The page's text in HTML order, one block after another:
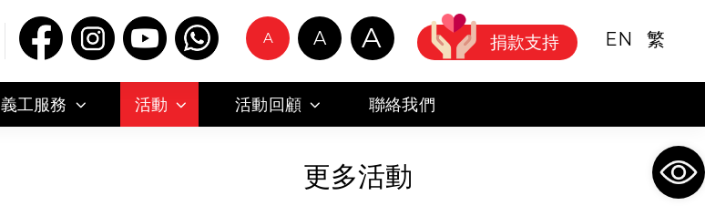
A A A 捐款支持 EN 繁
義工服務 活動 活動回顧 聯絡我們
更多活動